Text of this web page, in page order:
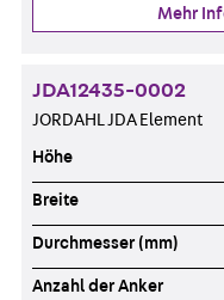
Mehr
JDA12435-0002
JORDAHL JDA Element
Höhe
Breite
Durchmesser (mm)
Anzahl der Anker